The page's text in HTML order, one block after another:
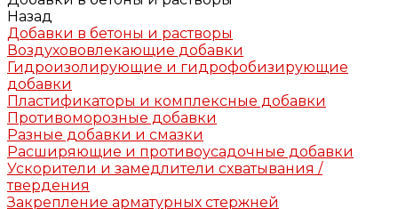
Назад
Добавки в бетоны и растворы
Воздухововлекающие добавки
Гидроизолирующие и гидрофобизирующие
добавки
Пластификаторы и комплексные добавки
Противоморозные добавки
Разные добавки и смазки
Расширяющие и противоусадочные добавки
Ускорители и замедлители схватывания /
твердения
Закрепление арматурных стержней